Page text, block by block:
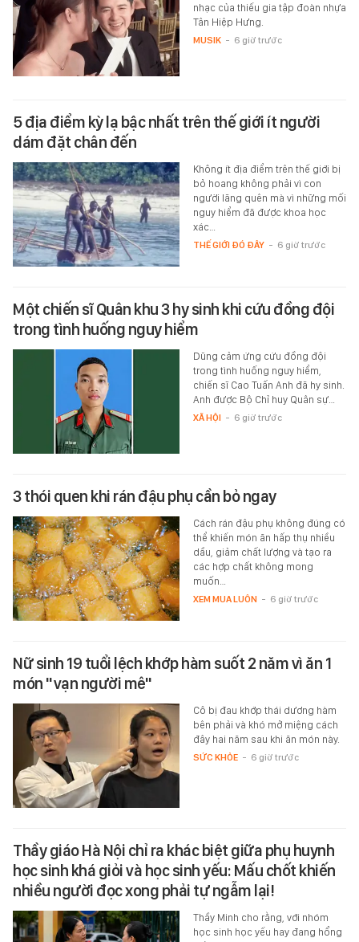
nhạc của thiếu gia tập đoàn nhựa
Tân Hiệp Hưng.
MUSIK - 6 giờ trước
5 địa điểm kỳ lạ bậc nhất trên thế giới ít người
dám đặt chân đến
Không ít địa điểm trên thế giới bị
bỏ hoang không phải vì con
người lãng quên mà vì những mối
nguy hiểm đã được khoa học
xác…
THẾ GIỚI ĐÓ ĐÂY - 6 giờ trước
Một chiến sĩ Quân khu 3 hy sinh khi cứu đồng đội
trong tình huống nguy hiểm
Dũng cảm ứng cứu đồng đội
trong tình huống nguy hiểm,
chiến sĩ Cao Tuấn Anh đã hy sinh.
Anh được Bộ Chỉ huy Quân sự…
XÃ HỘI - 6 giờ trước
3 thói quen khi rán đậu phụ cần bỏ ngay
Cách rán đậu phụ không đúng có
thể khiến món ăn hấp thụ nhiều
dầu, giảm chất lượng và tạo ra
các hợp chất không mong
muốn…
XEM MUA LUÔN - 6 giờ trước
Nữ sinh 19 tuổi lệch khớp hàm suốt 2 năm vì ăn 1
món "vạn người mê"
Cô bị đau khớp thái dương hàm
bên phải và khó mở miệng cách
đây hai năm sau khi ăn món này.
SỨC KHỎE - 6 giờ trước
Thầy giáo Hà Nội chỉ ra khác biệt giữa phụ huynh
học sinh khá giỏi và học sinh yếu: Mấu chốt khiến
nhiều người đọc xong phải tự ngẫm lại!
Thầy Minh cho rằng, với nhóm
học sinh học yếu hay đang hổng